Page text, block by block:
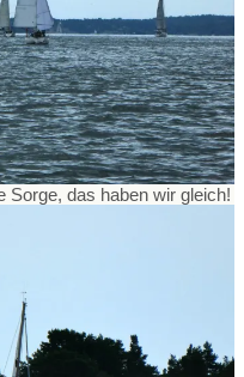
Sorge, das haben wir gleich!